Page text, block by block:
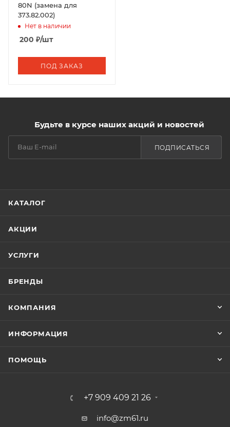
80N (замена для
373.82.002)
Нет в наличии
200 ₽/шт
ПОД ЗАКАЗ
Будьте в курсе наших акций и новостей
ПОДПИСАТЬСЯ
КАТАЛОГ
АКЦИИ
УСЛУГИ
БРЕНДЫ
КОМПАНИЯ
ИНФОРМАЦИЯ
ПОМОЩЬ
+7 909 409 21 26
info@zm61.ru